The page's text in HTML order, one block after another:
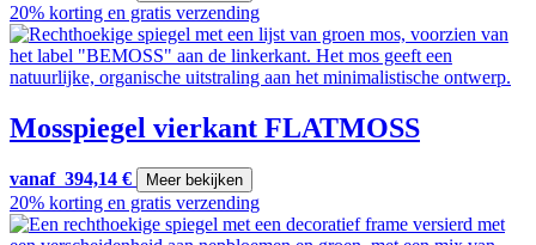
20% korting en gratis verzending
Mosspiegel vierkant FLATMOSS
vanaf 394,14 € Meer bekijken
20% korting en gratis verzending